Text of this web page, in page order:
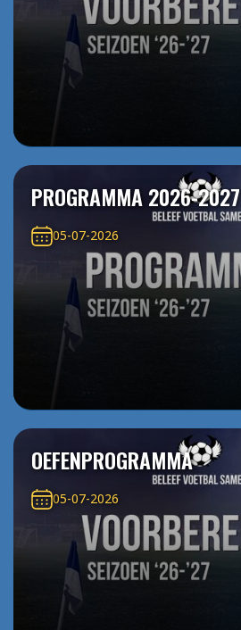
PROGRAMMA 2026-2027
05-07-2026
OEFENPROGRAMMA
05-07-2026